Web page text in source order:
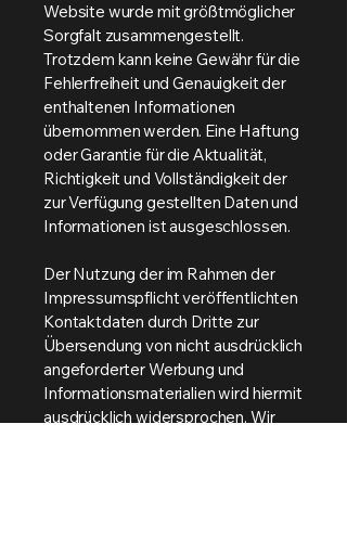
Website wurde mit größtmöglicher
Sorgfalt zusammengestellt.
Trotzdem kann keine Gewähr für die
Fehlerfreiheit und Genauigkeit der
enthaltenen Informationen
übernommen werden. Eine Haftung
oder Garantie für die Aktualität,
Richtigkeit und Vollständigkeit der
zur Verfügung gestellten Daten und
Informationen ist ausgeschlossen.
Der Nutzung der im Rahmen der
Impressumspflicht veröffentlichten
Kontaktdaten durch Dritte zur
Übersendung von nicht ausdrücklich
angeforderter Werbung und
Informationsmaterialien wird hiermit
ausdrücklich widersprochen. Wir